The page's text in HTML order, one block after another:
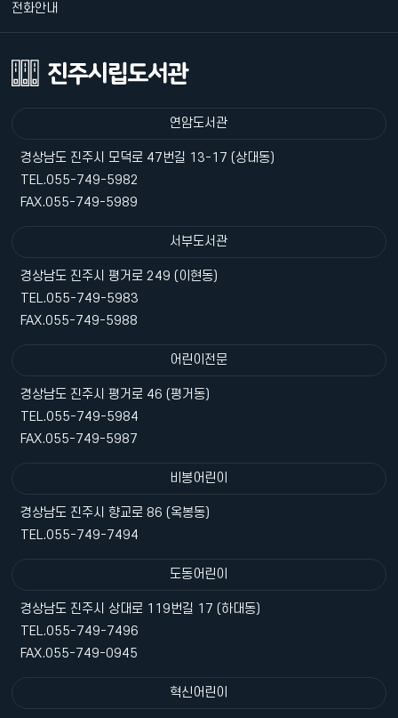
전화안내
연암도서관
경상남도 진주시 모덕로 47번길 13-17 (상대동)
TEL.055-749-5982
FAX.055-749-5989
서부도서관
경상남도 진주시 평거로 249 (이현동)
TEL.055-749-5983
FAX.055-749-5988
어린이전문
경상남도 진주시 평거로 46 (평거동)
TEL.055-749-5984
FAX.055-749-5987
비봉어린이
경상남도 진주시 향교로 86 (옥봉동)
TEL.055-749-7494
도동어린이
경상남도 진주시 상대로 119번길 17 (하대동)
TEL.055-749-7496
FAX.055-749-0945
혁신어린이